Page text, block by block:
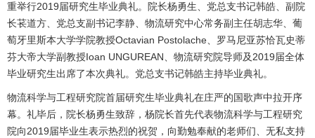
重举行2019届研究生毕业典礼。院长杨勇生、党总支书记韩皓、副院
长苌道方、党总支副书记李静、物流研究中心常务副主任胡志华、葡
萄牙里斯本大学学院教授Octavian Postolache、罗马尼亚苏恰瓦史蒂
芬大帝大学副教授Ioan UNGUREAN、物流研究院导师及2019届全体
毕业研究生出席了本次典礼。党总支书记韩皓主持毕业典礼。
物流科学与工程研究院首届研究生毕业典礼在庄严的国歌声中拉开序
幕。礼毕后，院长杨勇生致辞，杨院长首先代表物流科学与工程研究
院向2019届毕业生表示热烈的祝贺，向勤勉奉献的老师们、无私支持